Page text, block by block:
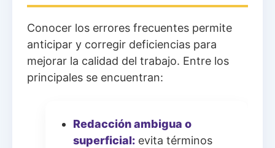
Conocer los errores frecuentes permite
anticipar y corregir deficiencias para
mejorar la calidad del trabajo. Entre los
principales se encuentran:
Redacción ambigua o
superficial: evita términos